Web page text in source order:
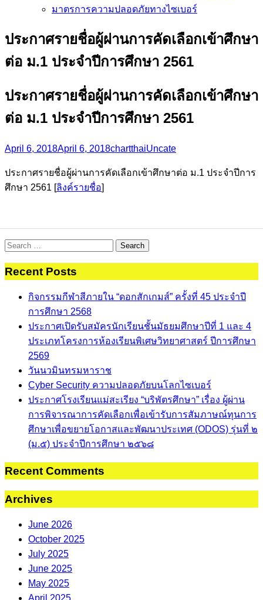
มาตรการความปลอดภัยทางไซเบอร์
ประกาศรายชื่อผู้ผ่านการคัดเลือกเข้าศึกษา
ต่อ ม.1 ประจำปีการศึกษา 2561
ประกาศรายชื่อผู้ผ่านการคัดเลือกเข้าศึกษา
ต่อ ม.1 ประจำปีการศึกษา 2561
April 6, 2018April 6, 2018chartthaiUncate
ประกาศรายชื่อผู้ผ่านการคัดเลือกเข้าศึกษาต่อ ม.1 ประจำปีการ
ศึกษา 2561 [ลิงค์รายชื่อ]
Search
Recent Posts
กิจกรรมกีฬาสีภายใน “ดอกสักเกมส์” ครั้งที่ 45 ประจำปี
การศึกษา 2568
ประกาศเปิดรับสมัครนักเรียนชั้นมัธยมศึกษาปีที่ 1 และ 4
ประเภทโครงการห้องเรียนพิเศษวิทยาศาสตร์ ปีการศึกษา
2569
วันนวมินทรมหาราช
Cyber Security ความปลอดภัยบนโลกไซเบอร์
ประกาศโรงเรียนแม่สะเรียง “บริพัตรศึกษา” เรื่อง ผู้ผ่าน
การพิจารณาการคัดเลือกเพื่อเข้ารับการสัมภาษณ์ทุนการ
ศึกษาเพื่อขยายโอกาสและพัฒนาประเทศ (ODOS) รุ่นที่ ๒
(ม.๕) ประจำปีการศึกษา ๒๕๖๘
Recent Comments
Archives
June 2026
October 2025
July 2025
June 2025
May 2025
April 2025